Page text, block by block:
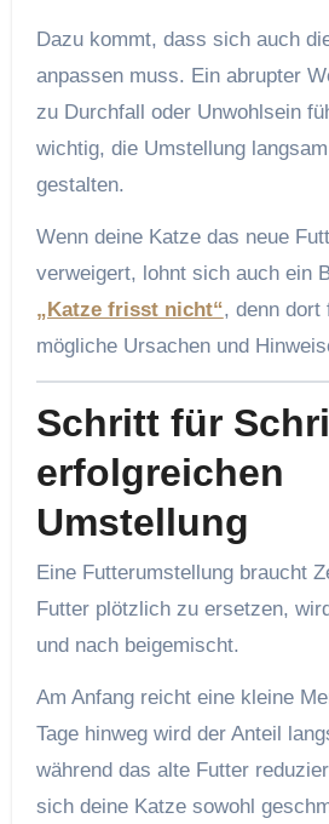
Dazu kommt, dass sich auch
anpassen muss. Ein abrupter
zu Durchfall oder Unwohlsein
wichtig, die Umstellung
gestalten.
Wenn deine Katze das neue
verweigert, lohnt sich auch ein
„Katze frisst nicht“, denn dort
mögliche Ursachen und
Schritt für
erfolgreichen
Umstellung
Eine Futterumstellung braucht
Futter plötzlich zu ersetzen,
und nach beigemischt.
Am Anfang reicht eine kleine
Tage hinweg wird der Anteil
während das alte Futter
sich deine Katze sowohl